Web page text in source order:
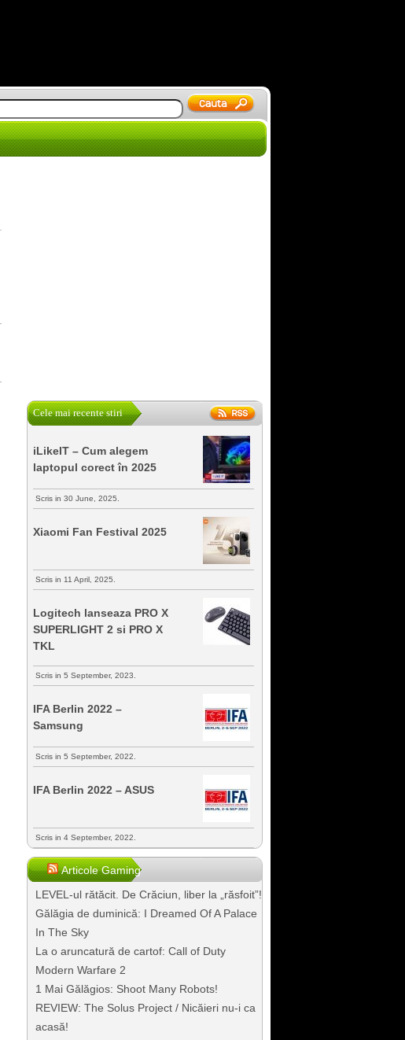
Cele mai recente stiri
iLikeIT – Cum alegem
laptopul corect în 2025
Scris in 30 June, 2025.
Xiaomi Fan Festival 2025
Scris in 11 April, 2025.
Logitech lanseaza PRO X
SUPERLIGHT 2 si PRO X
TKL
Scris in 5 September, 2023.
IFA Berlin 2022 –
Samsung
Scris in 5 September, 2022.
IFA Berlin 2022 – ASUS
Scris in 4 September, 2022.
Articole Gaming
LEVEL-ul rătăcit. De Crăciun, liber la „răsfoit”!
Gălăgia de duminică: I Dreamed Of A Palace
In The Sky
La o aruncatură de cartof: Call of Duty
Modern Warfare 2
1 Mai Gălăgios: Shoot Many Robots!
REVIEW: The Solus Project / Nicăieri nu-i ca
acasă!